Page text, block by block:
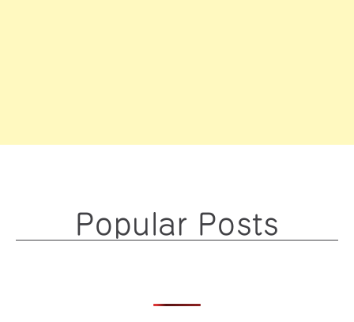
Popular Posts